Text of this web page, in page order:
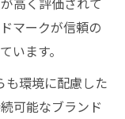
マークが信頼の
います。
も環境に配慮した
可能なブランド